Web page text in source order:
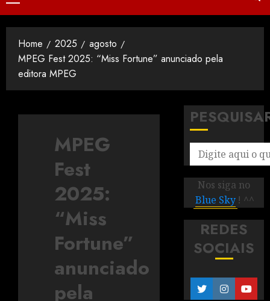
Home 2025
agosto
MPEG Fest 2025: “Miss Fortune” anunciado pela
editora MPEG
MPEG
Fest
2025:
“Miss
Fortune”
anunciado
pela
Nos siga no
Blue Sky ! ^^
REDES
SOCIAIS